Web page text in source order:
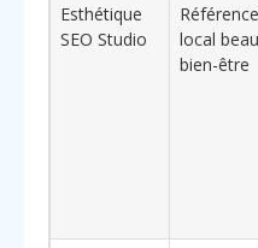
Esthétique
SEO Studio
local
bien-être